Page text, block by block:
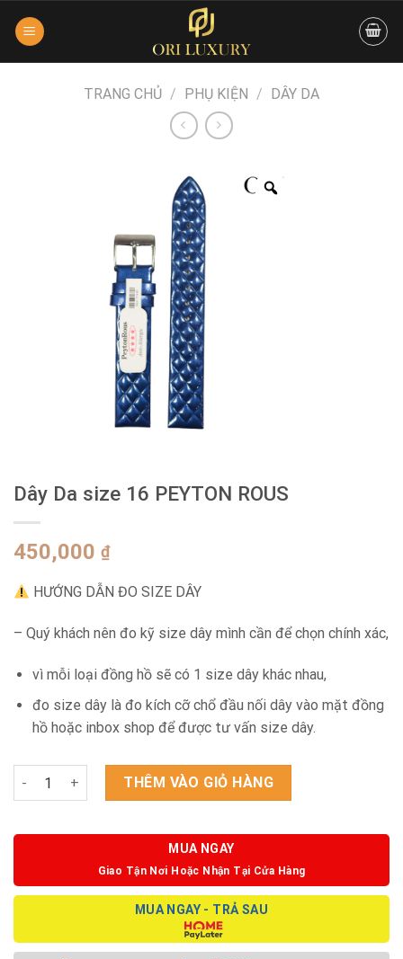
TRANG CHỦ / PHỤ KIỆN / DÂY DA
Dây Da size 16 PEYTON ROUS
450,000 ₫
HƯỚNG DẪN ĐO SIZE DÂY
– Quý khách nên đo kỹ size dây mình cần để chọn chính xác,
vì mỗi loại đồng hồ sẽ có 1 size dây khác nhau,
đo size dây là đo kích cỡ chổ đầu nối dây vào mặt đồng
hồ hoặc inbox shop để được tư vấn size dây.
Dây Da size 16 PEYTON ROUS số lượng
THÊM VÀO GIỎ HÀNG
MUA NGAY
Giao Tận Nơi Hoặc Nhận Tại Cửa Hàng
MUA NGAY - TRẢ SAU